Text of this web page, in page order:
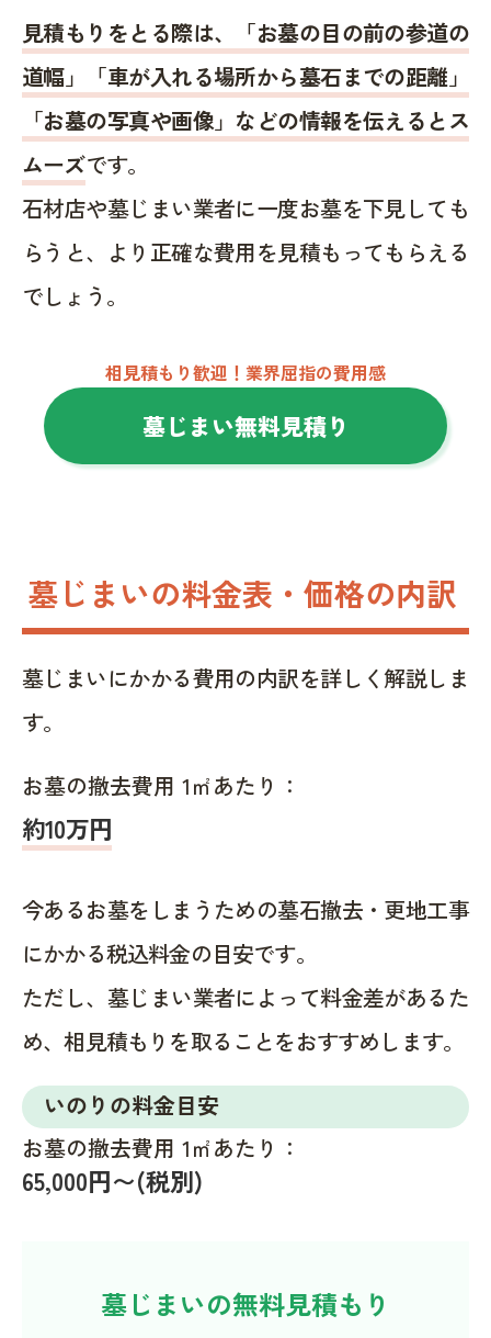
見積もりをとる際は、「お墓の目の前の参道の
道幅」「車が入れる場所から墓石までの距離」
「お墓の写真や画像」などの情報を伝えるとス
ムーズです。
石材店や墓じまい業者に一度お墓を下見しても
らうと、より正確な費用を見積もってもらえる
でしょう。
相見積もり歓迎！業界屈指の費用感
墓じまい無料見積り
墓じまいの料金表・価格の内訳
墓じまいにかかる費用の内訳を詳しく解説しま
す。
お墓の撤去費用 1㎡あたり：
約10万円
今あるお墓をしまうための墓石撤去・更地工事
にかかる税込料金の目安です。
ただし、墓じまい業者によって料金差があるた
め、相見積もりを取ることをおすすめします。
いのりの料金目安
お墓の撤去費用 1㎡あたり：
65,000円〜(税別)
墓じまいの無料見積もり